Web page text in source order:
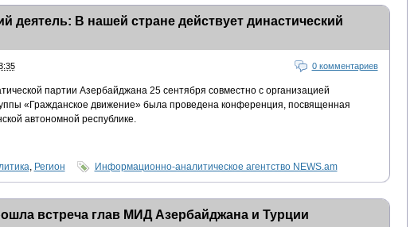
деятель: В нашей стране действует династический
0 комментариев
партии Азербайджана 25 сентября совместно с организацией
«Гражданское движение» была проведена конференция, посвященная
автономной республике.
Регион Информационно-аналитическое агентство NEWS.am
встреча глав МИД Азербайджана и Турции